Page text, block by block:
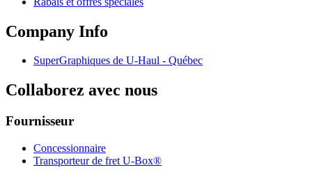
Company Info
SuperGraphiques de U-Haul - Québec
Collaborez avec nous
Fournisseur
Concessionnaire
Transporteur de fret U-Box®